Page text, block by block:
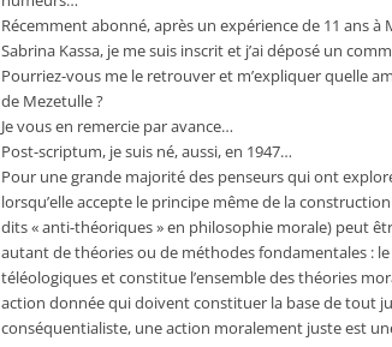
Récemment abonné, après un expérience de 11 ans
Sabrina Kassa, je me suis inscrit et j’ai déposé un
Pourriez-vous me le retrouver et m’expliquer quelle
de Mezetulle ?
Je vous en remercie par avance…
Post-scriptum, je suis né, aussi, en 1947…
Pour une grande majorité des penseurs qui ont
lorsqu’elle accepte le principe même de la
dits « anti-théoriques » en philosophie morale) peut
autant de théories ou de méthodes fondamentales :
téléologiques et constitue l’ensemble des théories
action donnée qui doivent constituer la base de tout
conséquentialiste, une action moralement juste est